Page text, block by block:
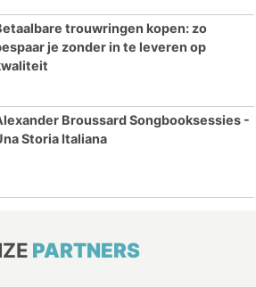
trouwringen kopen: zo
je zonder in te leveren op
Broussard Songbooksessies -
Storia Italiana
PARTNERS